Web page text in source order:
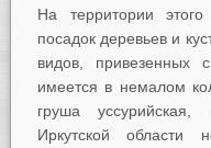
На территории
посадок деревьев и
видов, привезенных
имеется в немалом
груша
Иркутской